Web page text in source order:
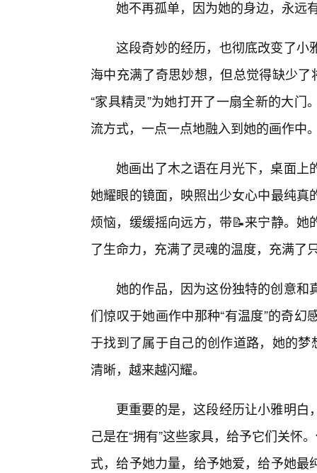
她不再孤单，因为她的身边，永远
这段奇妙的经历，也彻底改变了小
海中充满了奇思妙想，但总觉得缺少
“家具精灵”为她打开了一扇全新的大
流方式，一点一点地融入到她的画作中
她画出了木之语在月光下，桌面上
她耀眼的镜面，映照出少女心中最纯
烦恼，缓缓摇向远方，带📝来宁静。
了生命力，充满了灵魂的温度，充满了
她的作品，因为这份独特的创意和
们惊叹于她画作中那种“有温度”的奇
于找到了属于自己的创作道路，她的
清晰，越来越闪耀。
更重要的是，这段经历让小雅明
己是在“拥有”这些家具，给予它们关怀
式，给予她力量，给予她爱，给予她